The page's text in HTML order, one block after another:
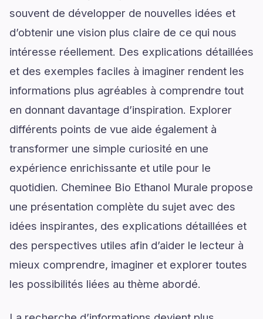
souvent de développer de nouvelles idées et
d’obtenir une vision plus claire de ce qui nous
intéresse réellement. Des explications détaillées
et des exemples faciles à imaginer rendent les
informations plus agréables à comprendre tout
en donnant davantage d’inspiration. Explorer
différents points de vue aide également à
transformer une simple curiosité en une
expérience enrichissante et utile pour le
quotidien. Cheminee Bio Ethanol Murale propose
une présentation complète du sujet avec des
idées inspirantes, des explications détaillées et
des perspectives utiles afin d’aider le lecteur à
mieux comprendre, imaginer et explorer toutes
les possibilités liées au thème abordé.